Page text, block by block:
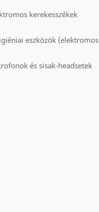
kerekesszékek
eszközök (elektromos
és sisak-headsetek